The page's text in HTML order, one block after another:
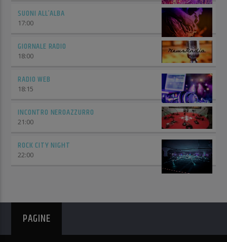
SUONI ALL’ALBA
17:00
GIORNALE RADIO
18:00
RADIO WEB
18:15
INCONTRO NEROAZZURRO
21:00
ROCK CITY NIGHT
22:00
PAGINE